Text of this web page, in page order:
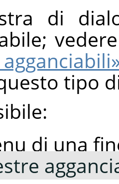
di
tipo
di una